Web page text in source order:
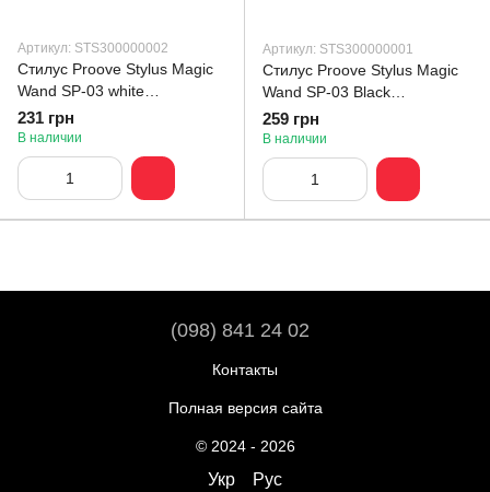
Артикул: STS300000002
Стилус Proove Stylus Magic
Wand SP-03 white
(STS300000002)
231 грн
В наличии
Артикул: STS300000001
Стилус Proove Stylus Magic
Wand SP-03 Black
(STS300000001)
259 грн
В наличии
(098) 841 24 02
Контакты
Полная версия сайта
© 2024 - 2026
Укр Рус